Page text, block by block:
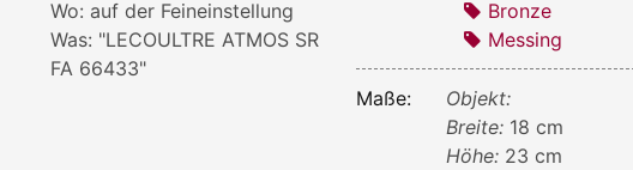
Wo: auf der Feineinstellung
Was: "LECOULTRE ATMOS SR
FA 66433"
Bronze
Messing
Maße:
Objekt:
Breite: 18 cm
Höhe: 23 cm